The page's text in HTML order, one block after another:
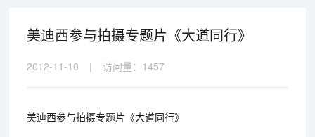
美迪西参与拍摄专题片《大道同行》
2012-11-10 | 访问量： 1457
美迪西参与拍摄专题片《大道同行》